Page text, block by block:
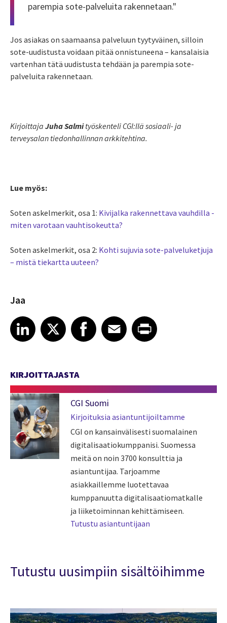
parempia sote-palveluita rakennetaan."
Jos asiakas on saamaansa palveluun tyytyväinen, silloin
sote-uudistusta voidaan pitää onnistuneena – kansalaisia
vartenhan tätä uudistusta tehdään ja parempia sote-
palveluita rakennetaan.
Kirjoittaja Juha Salmityöskenteli CGI:llä sosiaali- ja
terveysalan tiedonhallinnan arkkitehtina.
Lue myös:
Soten askelmerkit, osa 1: Kivijalka rakennettava vauhdilla -
miten varotaan vauhtisokeutta?
Soten askelmerkit, osa 2: Kohti sujuvia sote-palveluketjuja
– mistä tiekartta uuteen?
Jaa
Share article on LinkedIn
LinkedIn
Share article on XShare article on Facebook
Facebook
Share article on Email
EmailShare article on Print
KIRJOITTAJASTA
CGI Suomi
Kirjoituksia asiantuntijoiltamme
CGI on kansainvälisesti suomalainen
digitalisaatiokumppanisi. Suomessa
meitä on noin 3700 konsulttia ja
asiantuntijaa. Tarjoamme
asiakkaillemme luotettavaa
kumppanuutta digitalisaatiomatkalle
ja liiketoiminnan kehittämiseen.
Tutustu asiantuntijaan
Tutustu uusimpiin sisältöihimme